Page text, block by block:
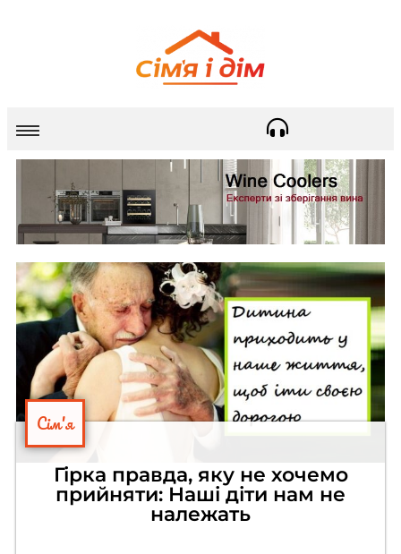
Сім'я
Гірка правда, яку не хочемо
прийняти: Наші діти нам не
належать